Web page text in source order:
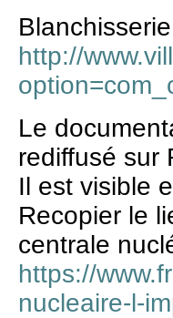
http://
Le
rediffusé sur
Il est visible
Recopier le
centrale
https://
nucleaire-l-